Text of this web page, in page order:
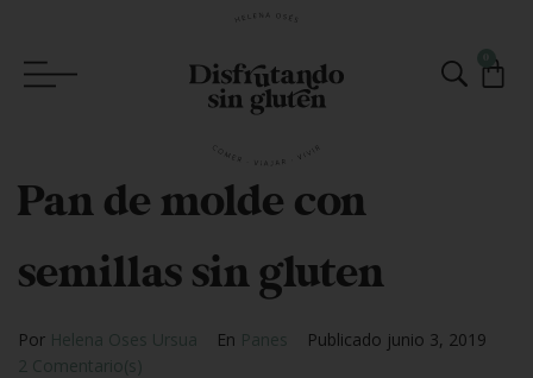
Pan de molde con
semillas sin gluten
Por Helena Oses Ursua En Panes Publicado junio 3, 2019
2 Comentario(s)